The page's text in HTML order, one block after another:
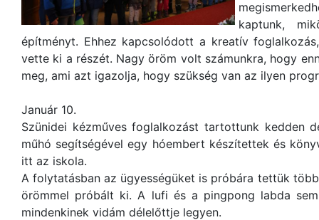
kaptunk,
építményt. Ehhez kapcsolódott a kreatív
vette ki a részét. Nagy öröm volt számunkra, hogy
meg, ami azt igazolja, hogy szükség van az ilyen
Január 10.
Szünidei kézműves foglalkozást tartottunk kedden
műhó segítségével egy hóembert készítettek és
itt az iskola.
A folytatásban az ügyességüket is próbára tettük
örömmel próbált ki. A lufi és a pingpong labda
mindenkinek vidám délelőttje legyen.